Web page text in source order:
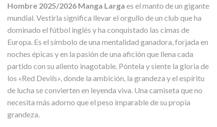
Hombre 2025/2026 Manga Larga es el manto de un gigante
mundial. Vestirla significa llevar el orgullo de un club que ha
dominado el fútbol inglés y ha conquistado las cimas de
Europa. Es el símbolo de una mentalidad ganadora, forjada en
noches épicas y en la pasión de una afición que llena cada
partido con su aliento inagotable. Póntela y siente la gloria de
los «Red Devils», donde la ambición, la grandeza y el espíritu
de lucha se convierten en leyenda viva. Una camiseta que no
necesita más adorno que el peso imparable de su propia
grandeza.